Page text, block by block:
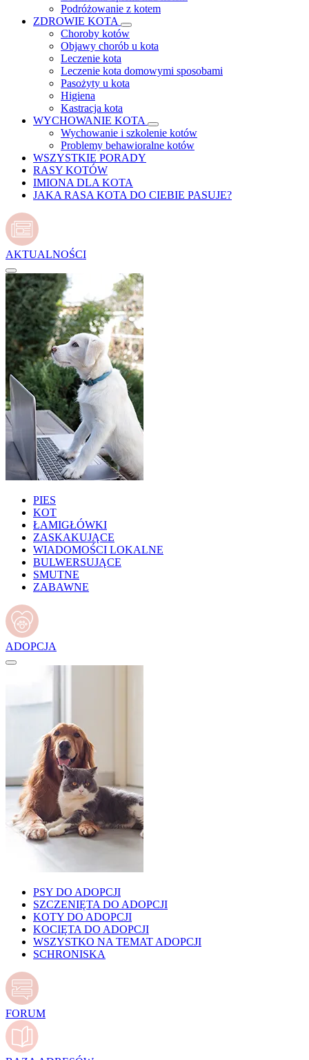
Podróżowanie z kotem
ZDROWIE KOTA
Choroby kotów
Objawy chorób u kota
Leczenie kota
Leczenie kota domowymi sposobami
Pasożyty u kota
Higiena
Kastracja kota
WYCHOWANIE KOTA
Wychowanie i szkolenie kotów
Problemy behawioralne kotów
WSZYSTKIE PORADY
RASY KOTÓW
IMIONA DLA KOTA
JAKA RASA KOTA DO CIEBIE PASUJE?
AKTUALNOŚCI
PIES
KOT
ŁAMIGŁÓWKI
ZASKAKUJĄCE
WIADOMOŚCI LOKALNE
BULWERSUJĄCE
SMUTNE
ZABAWNE
ADOPCJA
PSY DO ADOPCJI
SZCZENIĘTA DO ADOPCJI
KOTY DO ADOPCJI
KOCIĘTA DO ADOPCJI
WSZYSTKO NA TEMAT ADOPCJI
SCHRONISKA
FORUM